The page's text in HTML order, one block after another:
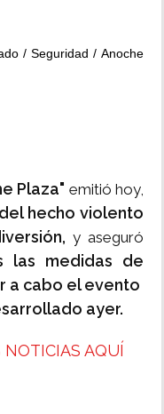
Seguridad
Anoche
Plaza" emitió hoy,
hecho violento
y aseguró
las medidas de
a cabo el evento
ayer.
AQUÍ